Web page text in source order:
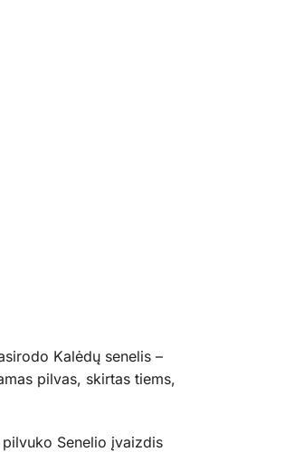
Kalėdų senelis –
pilvas, skirtas tiems,
Senelio įvaizdis